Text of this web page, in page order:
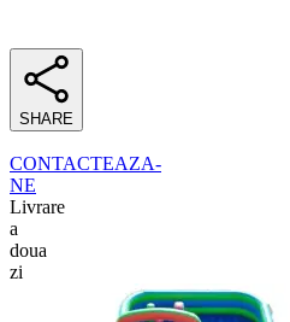
SHARE
CONTACTEAZA-
NE
Livrare
a
doua
zi